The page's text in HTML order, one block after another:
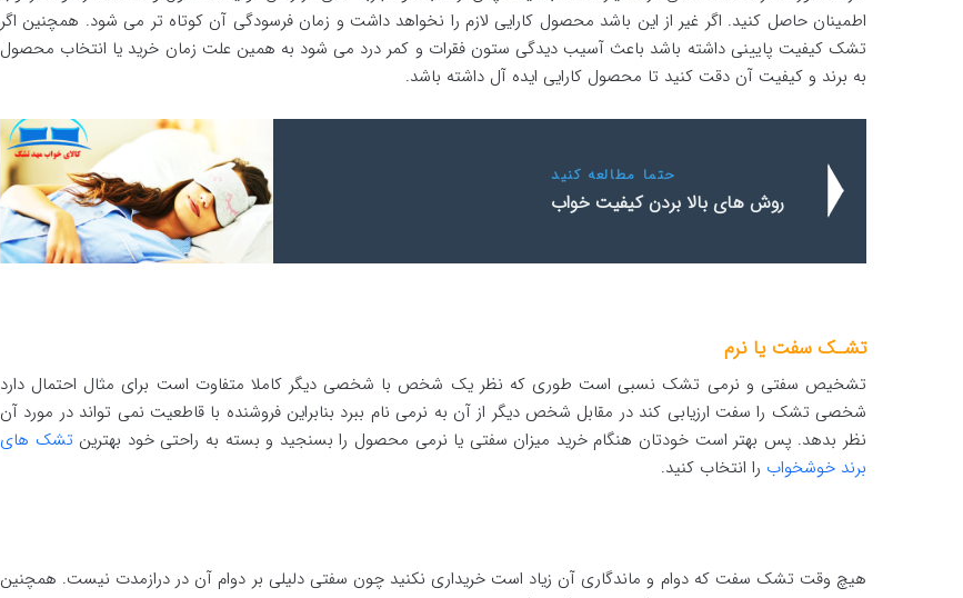
اطمینان حاصل کنید. اگر غیر از این باشد محصول کارایی لازم را نخواهد داشت و زمان فرسودگی آن کوتاه تر می شود. همچنین اگر
تشک کیفیت پایینی داشته باشد باعث آسیب دیدگی ستون فقرات و کمر درد می شود به همین علت زمان خرید یا انتخاب محصول
به برند و کیفیت آن دقت کنید تا محصول کارایی ایده آل داشته باشد‌.
حتما مطالعه کنید
روش های بالا بردن کیفیت خواب
تشـک سفت یا نرم
تشخیص سفتی و نرمی تشک نسبی است طوری که نظر یک شخص با شخصی دیگر کاملا متفاوت است برای مثال احتمال دارد
شخصی تشک را سفت ارزیابی کند در مقابل شخص دیگر از آن به نرمی نام ببرد بنابراین فروشنده با قاطعیت نمی تواند در مورد آن
نظر بدهد. پس بهتر است خودتان هنگام خرید میزان سفتی یا نرمی محصول را بسنجید و بسته به راحتی خود بهترین تشک های
برند خوشخواب را انتخاب کنید.
هیچ وقت تشک سفت که دوام و ماندگاری آن زیاد است خریداری نکنید چون سفتی دلیلی بر دوام آن در درازمدت نیست. همچنین